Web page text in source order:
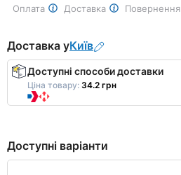
Оплата
Доставка Повернення
Доставка уКиїв
Доступні способи доставки
Ціна товару: 34.2 грн
Доступні варіанти